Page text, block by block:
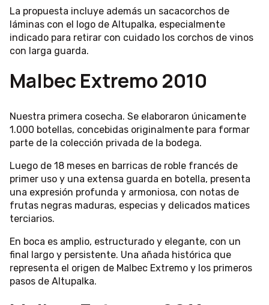
La propuesta incluye además un sacacorchos de
láminas con el logo de Altupalka, especialmente
indicado para retirar con cuidado los corchos de vinos
con larga guarda.
Malbec Extremo 2010
Nuestra primera cosecha. Se elaboraron únicamente
1.000 botellas, concebidas originalmente para formar
parte de la colección privada de la bodega.
Luego de 18 meses en barricas de roble francés de
primer uso y una extensa guarda en botella, presenta
una expresión profunda y armoniosa, con notas de
frutas negras maduras, especias y delicados matices
terciarios.
En boca es amplio, estructurado y elegante, con un
final largo y persistente. Una añada histórica que
representa el origen de Malbec Extremo y los primeros
pasos de Altupalka.